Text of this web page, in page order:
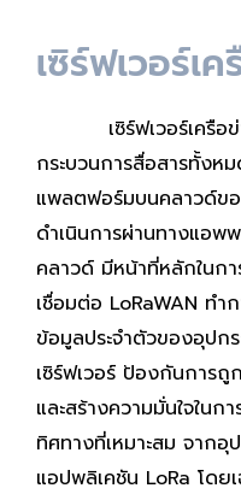
เซิร์ฟเวอร์เ
เซิร์ฟเวอร์เครือข่า
กระบวนการสื่อสารทั้งห
แพลตฟอร์มบนคลาวด์ขอ
ดำเนินการผ่านทางแอพ
คลาวด์ มีหน้าที่หลักในก
เชื่อมต่อ LoRaWAN ท
ข้อมูลประจำตัวของอุปก
เซิร์ฟเวอร์ ป้องกันการ
และสร้างความมั่นใจใน
ทิศทางที่เหมาะสม จาก
แอปพลิเคชัน LoRa โดย